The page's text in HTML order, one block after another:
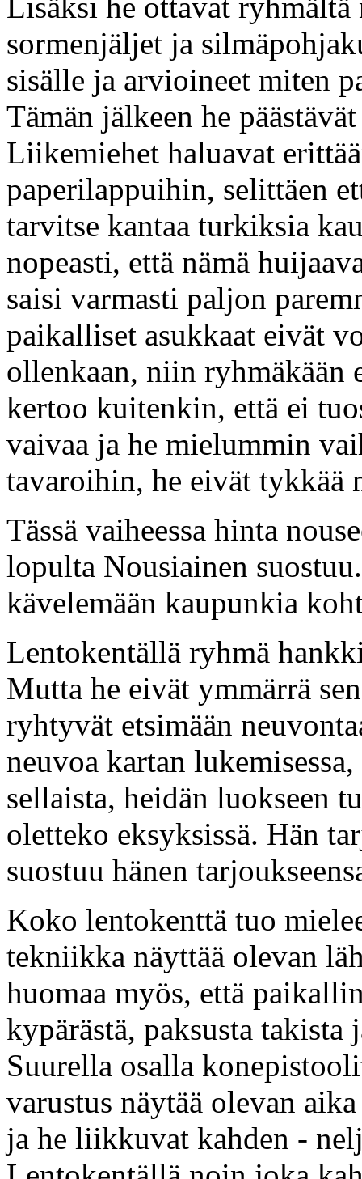
Lisäksi he ottavat
sormenjäljet ja
sisälle ja arvioineet miten
Tämän jälkeen he
Liikemiehet haluavat
paperilappuihin, selittäen
tarvitse kantaa turkiksia
nopeasti, että nämä
saisi varmasti paljon
paikalliset asukkaat eivät
ollenkaan, niin ryhmäkään
kertoo kuitenkin, että ei
vaivaa ja he mielummin
tavaroihin, he eivät tykkää
Tässä vaiheessa hinta
lopulta Nousiainen
kävelemään kaupunkia
Lentokentällä ryhmä
Mutta he eivät ymmärrä
ryhtyvät etsimään
neuvoa kartan
sellaista, heidän luokseen
oletteko eksyksissä. Hän
suostuu hänen
Koko lentokenttä tuo
tekniikka näyttää olevan
huomaa myös, että
kypärästä, paksusta takista
Suurella osalla
varustus näytää olevan
ja he liikkuvat kahden -